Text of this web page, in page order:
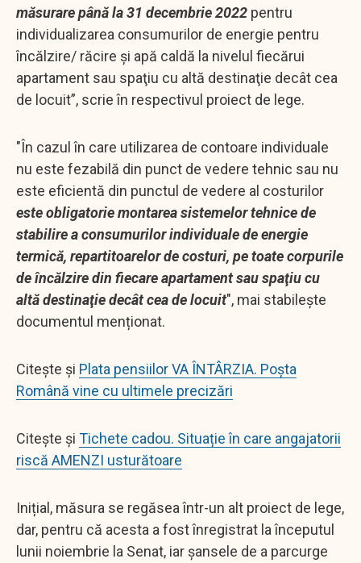
măsurare până la 31 decembrie 2022 pentru
individualizarea consumurilor de energie pentru
încălzire/ răcire şi apă caldă la nivelul fiecărui
apartament sau spaţiu cu altă destinaţie decât cea
de locuit”, scrie în respectivul proiect de lege.
"În cazul în care utilizarea de contoare individuale
nu este fezabilă din punct de vedere tehnic sau nu
este eficientă din punctul de vedere al costurilor
este obligatorie montarea sistemelor tehnice de
stabilire a consumurilor individuale de energie
termică, repartitoarelor de costuri, pe toate corpurile
de încălzire din fiecare apartament sau spaţiu cu
altă destinaţie decât cea de locuit", mai stabilește
documentul menționat.
Citește și Plata pensiilor VA ÎNTÂRZIA. Poșta
Română vine cu ultimele precizări
Citește și Tichete cadou. Situație în care angajatorii
riscă AMENZI usturătoare
Inițial, măsura se regăsea într-un alt proiect de lege,
dar, pentru că acesta a fost înregistrat la începutul
lunii noiembrie la Senat, iar șansele de a parcurge